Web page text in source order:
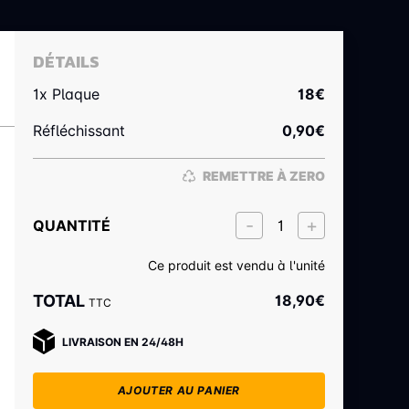
DÉTAILS
1x Plaque 18€
Réfléchissant
0,90€
REMETTRE À ZERO
QUANTITÉ
Ce produit est vendu à l'unité
TOTAL TTC 18,90€
LIVRAISON EN 24/48H
AJOUTER AU PANIER